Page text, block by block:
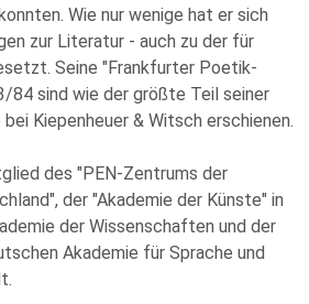
Wie nur wenige hat er sich
zur Literatur - auch zu der für
Seine "Frankfurter Poetik-
84 sind wie der größte Teil seiner
Kiepenheuer & Witsch erschienen.
des "PEN-Zentrums der
der "Akademie der Künste" in
der Wissenschaften und der
Akademie für Sprache und